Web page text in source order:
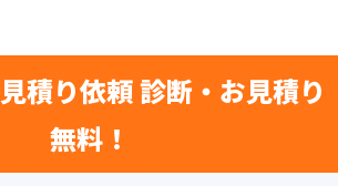
積り依頼 診断・お見積り
無料！